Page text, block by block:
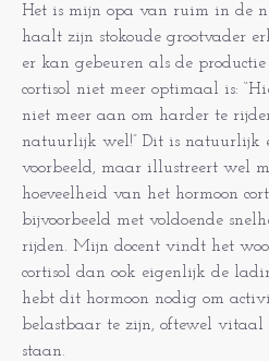
Het is mijn opa van ruim in de
haalt zijn stokoude grootvader
er kan gebeuren als de productie
cortisol niet meer optimaal is:
niet meer aan om harder te
natuurlijk wel!” Dit is natuurlijk
voorbeeld, maar illustreert wel
hoeveelheid van het hormoon
bijvoorbeeld met voldoende
rijden. Mijn docent vindt het
cortisol dan ook eigenlijk de
hebt dit hormoon nodig om
belastbaar te zijn, oftewel vitaal
staan.